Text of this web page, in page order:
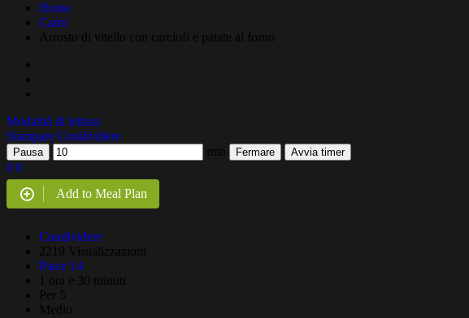
Home
Carni
Arrosto di vitello con carciofi e patate al forno
Modalità di lettura
Stampare Condividere
Pausa min Fermare Avvia timer
0 0
Add to Meal Plan
Condividere
2219 Visualizzazioni
Piace 14
1 ora e 30 minuti
Per 5
Medio